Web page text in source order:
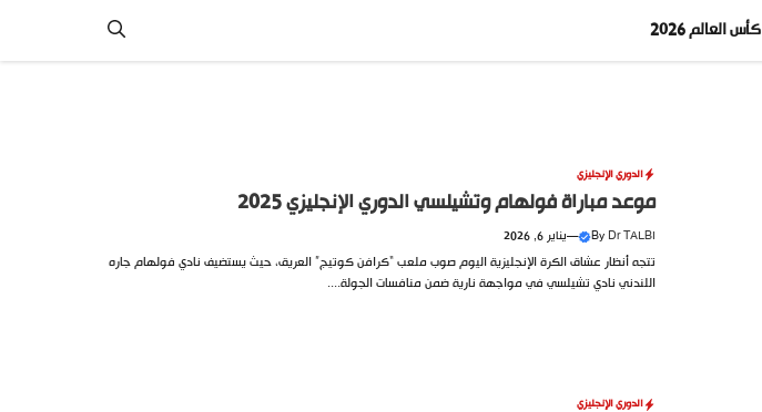
كأس العالم 2026
الدوري الإنجليزي
موعد مباراة فولهام وتشيلسي الدوري الإنجليزي 2025
By Dr TALBI
—يناير 6, 2026
تتجه أنظار عشاق الكرة الإنجليزية اليوم صوب ملعب “كرافن كوتيج” العريق، حيث يستضيف نادي فولهام جاره
اللندني نادي تشيلسي في مواجهة نارية ضمن منافسات الجولة....
الدوري الإنجليزي